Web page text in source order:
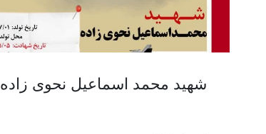
شهید محمد اسماعیل نحوی زاده